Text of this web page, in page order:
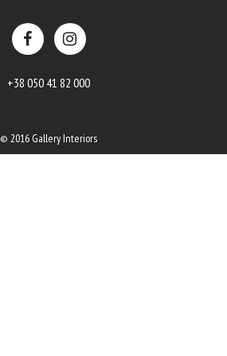
+38 050 41 82 000
© 2016 Gallery Interiors